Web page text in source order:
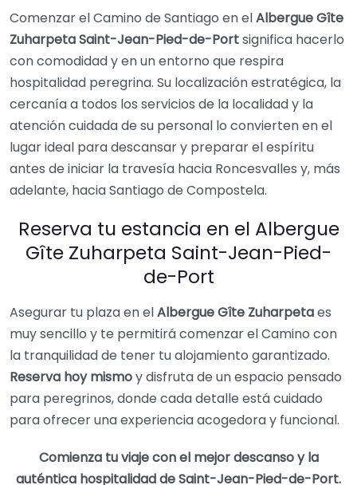
Comenzar el Camino de Santiago en elAlbergue Gîte
Zuharpeta Saint-Jean-Pied-de-Portsignifica hacerlo
con comodidad y en un entorno que respira
hospitalidad peregrina. Su localización estratégica, la
cercanía a todos los servicios de la localidad y la
atención cuidada de su personal lo convierten en el
lugar ideal para descansar y preparar el espíritu
antes de iniciar la travesía hacia Roncesvalles y, más
adelante, hacia Santiago de Compostela.
Reserva tu estancia en el Albergue
Gîte Zuharpeta Saint-Jean-Pied-
de-Port
Asegurar tu plaza en elAlbergue Gîte Zuharpetaes
muy sencillo y te permitirá comenzar el Camino con
la tranquilidad de tener tu alojamiento garantizado.
Reserva hoy mismoy disfruta de un espacio pensado
para peregrinos, donde cada detalle está cuidado
para ofrecer una experiencia acogedora y funcional.
Comienza tu viaje con el mejor descanso y la
auténtica hospitalidad de Saint-Jean-Pied-de-Port.